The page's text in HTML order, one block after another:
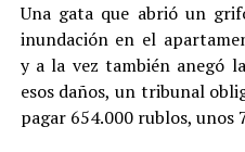
Una gata que abrió un
inundación en el
y a la vez también anegó
esos daños, un tribunal
pagar 654.000 rublos, unos